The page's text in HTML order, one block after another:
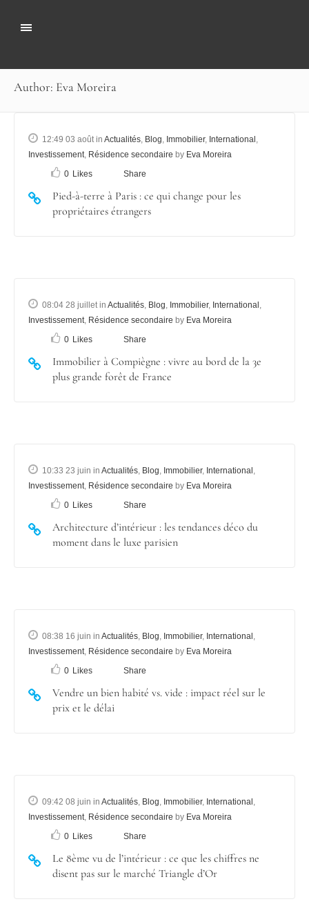
Author: Eva Moreira
12:49 03 aoûtin Actualités, Blog, Immobilier, International ,
Investissement, Résidence secondaire by Eva Moreira
0 Likes Share
Pied-à-terre à Paris : ce qui change pour les
propriétaires étrangers
08:04 28 juilletin Actualités, Blog, Immobilier, International ,
Investissement, Résidence secondaire by Eva Moreira
0 Likes Share
Immobilier à Compiègne : vivre au bord de la 3e
plus grande forêt de France
10:33 23 juin in Actualités, Blog, Immobilier, International ,
Investissement, Résidence secondaire by Eva Moreira
0 Likes Share
Architecture d’intérieur : les tendances déco du
moment dans le luxe parisien
08:38 16 juin in Actualités, Blog, Immobilier, International ,
Investissement, Résidence secondaire by Eva Moreira
0 Likes Share
Vendre un bien habité vs. vide : impact réel sur le
prix et le délai
09:42 08 juin in Actualités, Blog, Immobilier, International ,
Investissement, Résidence secondaire by Eva Moreira
0 Likes Share
Le 8ème vu de l’intérieur : ce que les chiffres ne
disent pas sur le marché Triangle d’Or